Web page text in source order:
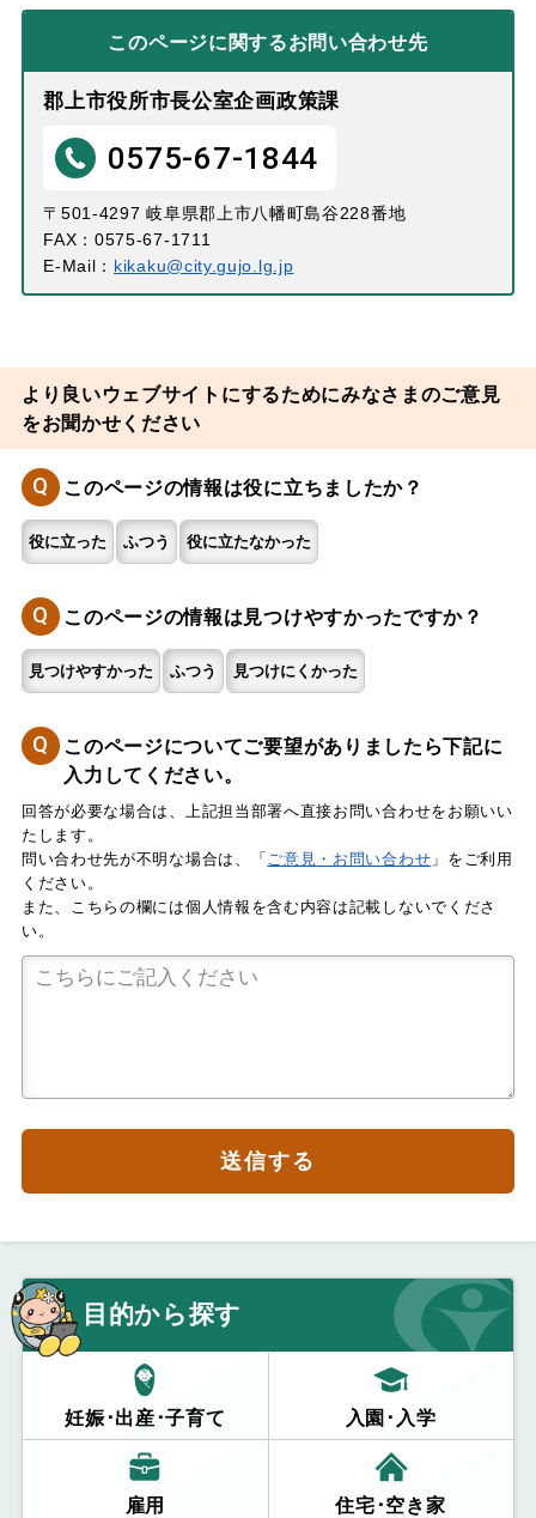
このページに関するお問い合わせ先
郡上市役所市長公室企画政策課
0575-67-1844
〒501-4297 岐阜県郡上市八幡町島谷228番地
FAX：0575-67-1711
E-Mail： kikaku@city.gujo.lg.jp
より良いウェブサイトにするためにみなさまのご意見
をお聞かせください
Q このページの情報は役に立ちましたか？
役に立った ふつう 役に立たなかった
Q このページの情報は見つけやすかったですか？
見つけやすかった ふつう 見つけにくかった
Q
このページについてご要望がありましたら下記に
入力してください。
回答が必要な場合は、上記担当部署へ直接お問い合わせをお願いい
たします。
問い合わせ先が不明な場合は、「 ご意見・お問い合わせ 」をご利用
ください。
また、こちらの欄には個人情報を含む内容は記載しないでくださ
い。
送信する
目的から探す
妊娠･出産･子育て 入園･入学
雇用 住宅･空き家